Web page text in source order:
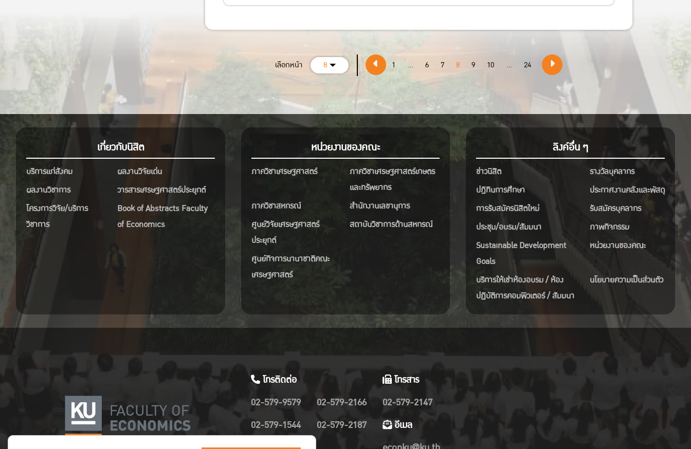
เลือกหน้า 8 1 ... 6 7 8 9 10 ... 24
เกี่ยวกับนิสิต
บริการแก่สังคม
ผลงานวิจัยเด่น
ผลงานวิชาการ
วารสารเศรษฐศาสตร์ประยุกต์
โครงการวิจัย/บริการ
วิชาการ
Book of Abstracts Faculty
of Economics
หน่วยงานของคณะ
ภาควิชาเศรษฐศาสตร์
ภาควิชาเศรษฐศาสตร์เกษตร
และทรัพยากร
ภาควิชาสหกรณ์
สำนักงานเลขานุการ
ศูนย์วิจัยเศรษฐศาสตร์
ประยุกต์
สถาบันวิชาการด้านสหกรณ์
ศูนย์กิจการนานาชาติคณะ
เศรษฐศาสตร์
ลิงค์อื่น ๆ
ข่าวนิสิต
รางวัลบุคลากร
ปฎิทินการศึกษา
ประกาศงานคลังและพัสดุ
การรับสมัครนิสิตใหม่
รับสมัครบุคลากร
ประชุม/อบรม/สัมมนา
ภาพกิจกรรม
Sustainable Development
Goals
หน่วยงานของคณะ
บริการให้เช่าห้องอบรม / ห้อง
ปฏิบัติการคอมพิวเตอร์ / สัมมนา
นโยบายความเป็นส่วนตัว
โทรติดต่อ
02-579-9579
02-579-1544
02-579-2166
02-579-2187
โทรสาร
02-579-2147
อีเมล